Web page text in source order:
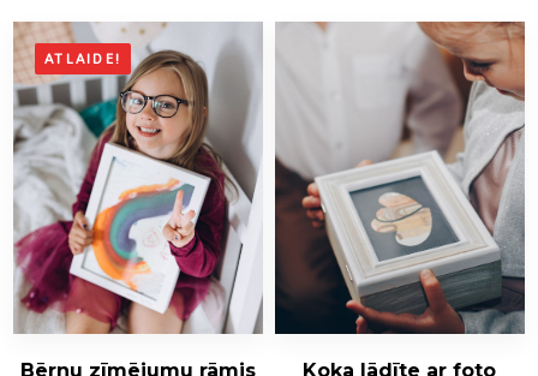
39,00 €
39,00 €
ATLAIDE!
Bērnu zīmējumu rāmis
Koka lādīte ar foto